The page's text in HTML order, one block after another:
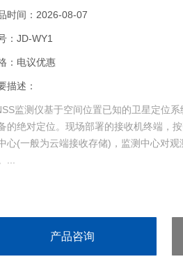
时间：2026-08-07
：JD-WY1
：电议优惠
描述：
监测仪基于空间位置已知的卫星定位
的绝对定位。现场部署的接收机终端，
心(一般为云端接收存储)，监测中心对
...
产品咨询